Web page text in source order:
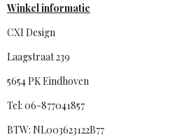
b
o
k
u
e
o
Winkel informatie
CXI Design
Laagstraat 239
5654 PK Eindhoven
Tel: 06-877041857
BTW: NL003623122B77